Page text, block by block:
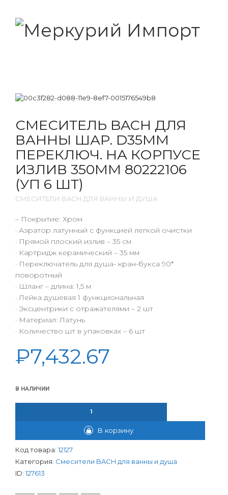
СМЕСИТЕЛЬ BACH ДЛЯ
ВАННЫ ШАР. D35ММ
ПЕРЕКЛЮЧ. НА КОРПУСЕ
ИЗЛИВ 350ММ 80222106
(УП 6 ШТ)
СМЕСИТЕЛИ BACH ДЛЯ ВАННЫ И ДУША
– Покрытие: Хром
· Аэратор латунный с функцией легкой очистки
· Прямой плоский излив – 35 см
· Картридж керамический – 35 мм
· Переключатель для душа- кран-букса 90*
поворотный
· Шланг – длина: 1,5 м
· Лейка душевая 1 функциональная
· Эксцентрики с отражателями – 2 шт
· Материал: Латунь
· Количество шт в упаковках – 6 шт
₽7,432.67
В НАЛИЧИИ
В корзину
Код товара: 12127
Категория: Смесители BACH для ванны и душа
ID: 127613